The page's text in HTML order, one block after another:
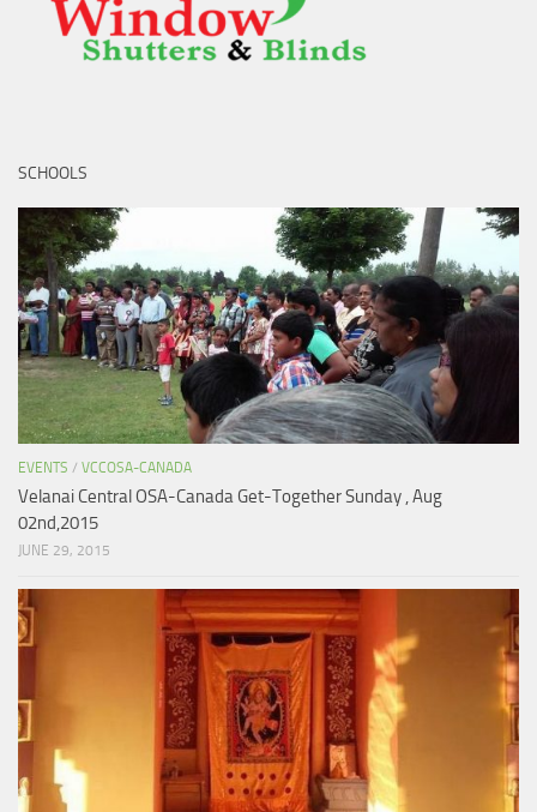
SCHOOLS
EVENTS / VCCOSA-CANADA
Velanai Central OSA-Canada Get-Together Sunday , Aug
02nd,2015
JUNE 29, 2015